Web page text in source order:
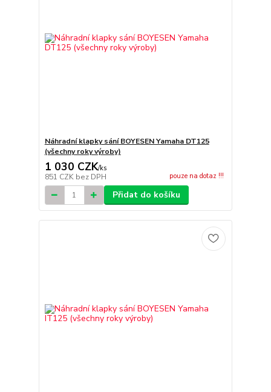
Náhradní klapky sání BOYESEN Yamaha DT125
(všechny roky výroby)
1 030 CZK/ks
851 CZK bez DPH pouze na dotaz !!!
Přidat do košíku